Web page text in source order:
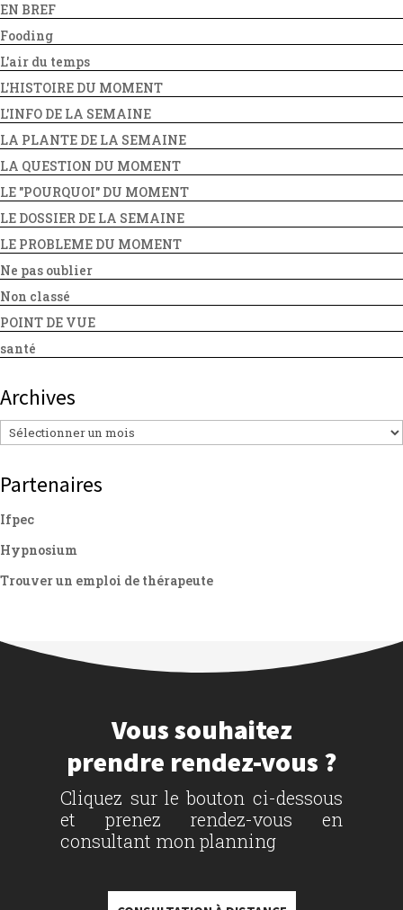
EN BREF
Fooding
L'air du temps
L'HISTOIRE DU MOMENT
L'INFO DE LA SEMAINE
LA PLANTE DE LA SEMAINE
LA QUESTION DU MOMENT
LE "POURQUOI" DU MOMENT
LE DOSSIER DE LA SEMAINE
LE PROBLEME DU MOMENT
Ne pas oublier
Non classé
POINT DE VUE
santé
Archives
Archives
Partenaires
Ifpec
Hypnosium
Trouver un emploi de thérapeute
Vous souhaitez
prendre rendez-vous ?
Cliquez sur le bouton ci-dessous
et prenez rendez-vous en
consultant mon planning